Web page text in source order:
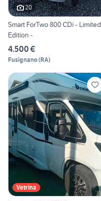
20
Smart ForTwo 800 CDi - Limited
Edition -
4.500 €
Fusignano(RA)
Vetrina